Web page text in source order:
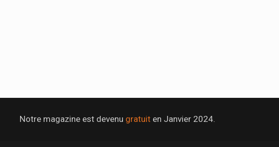
Notre magazine est devenu gratuit en Janvier 2024.